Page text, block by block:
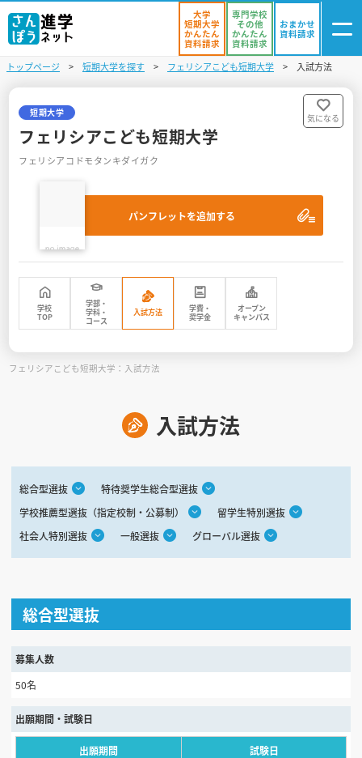
資料リスト
進学イベント
入試・受験入門
お役立ち情報
見学会WEB手引書
校内オンラインガイダンス
大学
短期大学
かんたん
資料請求
専門学校
その他
かんたん
資料請求
おまかせ
資料請求
トップページ 短期大学を探す フェリシアこども短期大学 入試方法
短期大学
フェリシアこども短期大学
フェリシアコドモタンキダイガク
パンフレットを追加する
気になる
学校
TOP
学部・
学科・
コース
入試方法
学費・
奨学金
オープン
キャンパス
フェリシアこども短期大学：入試方法
入試方法
総合型選抜
特待奨学生総合型選抜
学校推薦型選抜（指定校制・公募制）
留学生特別選抜
社会人特別選抜
一般選抜 グローバル選抜
総合型選抜
募集人数
50名
出願期間・試験日
出願期間 試験日